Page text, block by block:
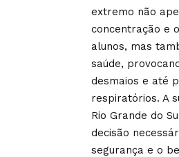
extremo não
concentração e
alunos, mas
saúde,
desmaios e até
respiratórios. A
Rio Grande do
decisão
segurança e o